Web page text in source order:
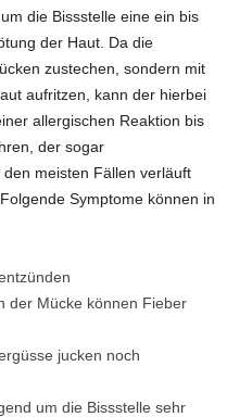
die Bissstelle eine ein bis
der Haut. Da die
zustechen, sondern mit
aufritzen, kann der hierbei
allergischen Reaktion bis
der sogar
meisten Fällen verläuft
Symptome können in
der Mücke können Fieber
jucken noch
um die Bissstelle sehr